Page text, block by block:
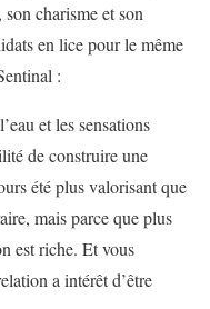
charisme et son
en lice pour le même
:
et les sensations
de construire une
été plus valorisant que
mais parce que plus
est riche. Et vous
a intérêt d’être